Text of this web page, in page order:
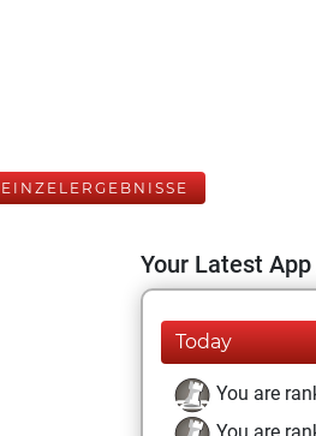
EINZELERGEBNISSE
Your Latest
Today
You are